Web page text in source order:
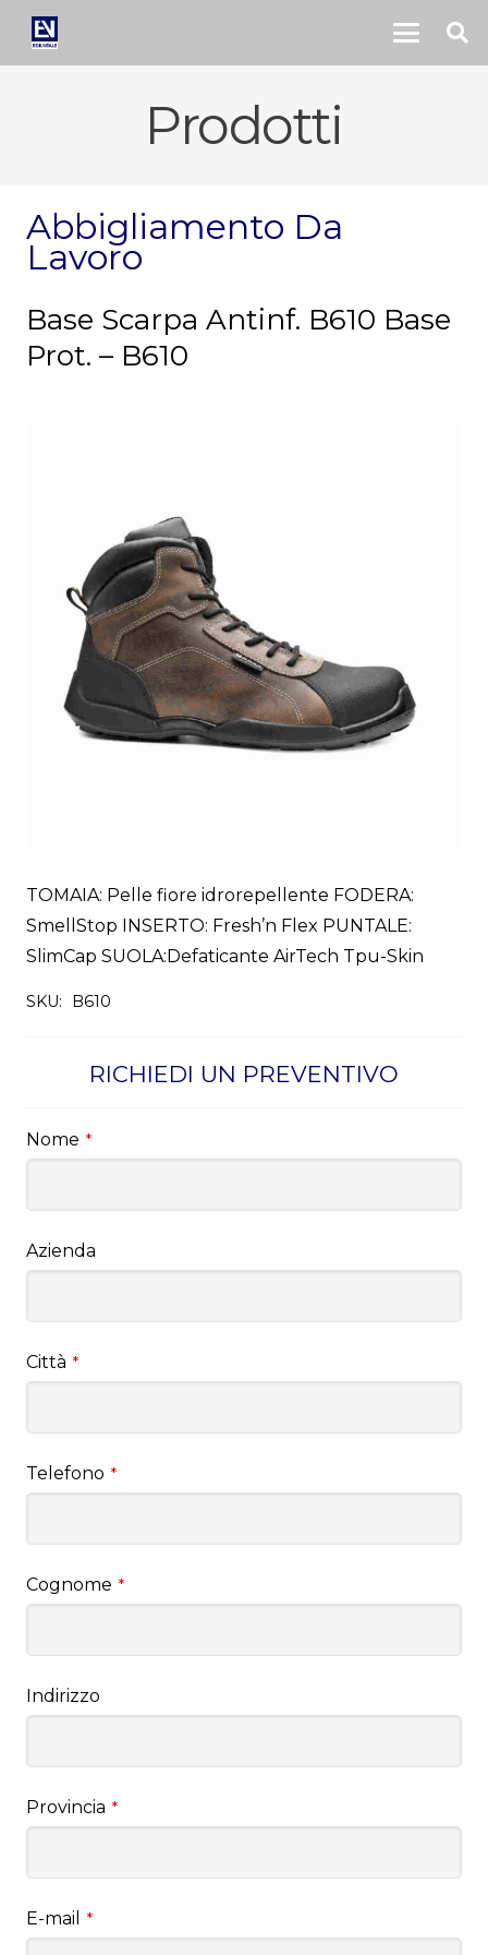
Prodotti
Abbigliamento Da
Lavoro
Base Scarpa Antinf. B610 Base
Prot. – B610
TOMAIA: Pelle fiore idrorepellente FODERA:
SmellStop INSERTO: Fresh’n Flex PUNTALE:
SlimCap SUOLA:Defaticante AirTech Tpu-Skin
SKU: B610
RICHIEDI UN PREVENTIVO
Nome *
Azienda
Città *
Telefono *
Cognome *
Indirizzo
Provincia *
E-mail *